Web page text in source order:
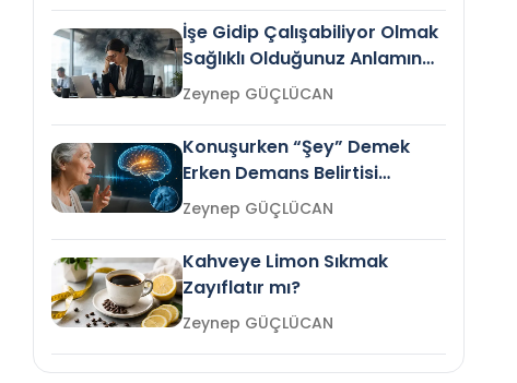
İşe Gidip Çalışabiliyor Olmak
Sağlıklı Olduğunuz Anlamına
Gelir mi?Zeynep GÜÇLÜCAN
Konuşurken “Şey” Demek
Erken Demans Belirtisi
Olabilir mi?Zeynep GÜÇLÜCAN
Kahveye Limon Sıkmak
Zayıflatır mı?
Zeynep GÜÇLÜCAN